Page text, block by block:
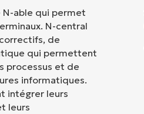
able qui permet
N-central
de
qui permettent
processus et de
informatiques.
intégrer leurs
leurs